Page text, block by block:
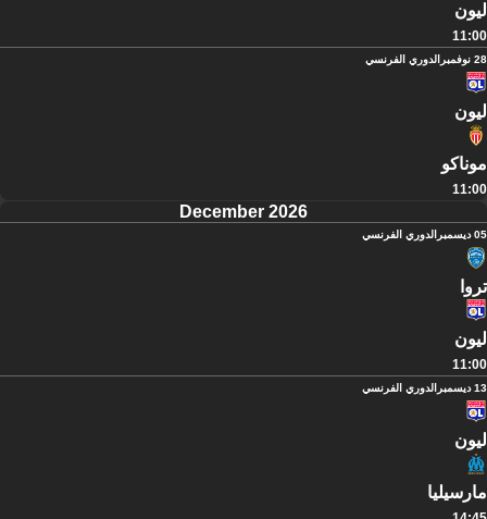
ليون
11:00
28 نوفمبر الدوري الفرنسي
ليون
موناكو
11:00
December 2026
05 ديسمبر الدوري الفرنسي
تروا
ليون
11:00
13 ديسمبر الدوري الفرنسي
ليون
مارسيليا